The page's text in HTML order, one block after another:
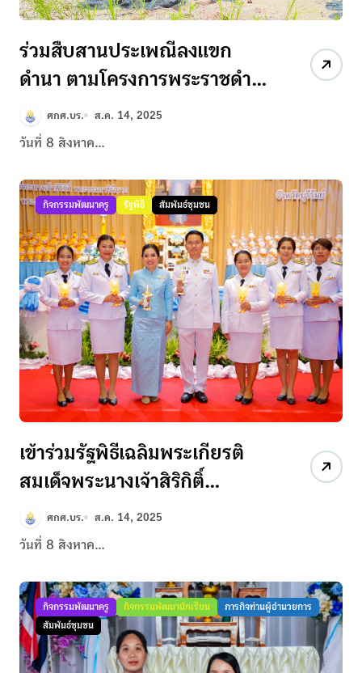
ร่วมสืบสานประเพณีลงแขก
ดำนา ตามโครงการพระราชดำริ
เศรษฐกิจพอเพียง
ศกศ.บร. ส.ค. 14, 2025
วันที่ 8 สิงหาค...
กิจกรรมพัฒนาครู รัฐพิธี สัมพันธ์ชุมชน
เข้าร่วมรัฐพิธีเฉลิมพระเกียรติ
สมเด็จพระนางเจ้าสิริกิติ์
พระบรมราชินีนาถ พระบรมราช
ชนนีพันปีหลวง ๑๒ สิงหาคม
ศกศ.บร. ส.ค. 14, 2025
วันที่ 8 สิงหาค...
กิจกรรมพัฒนาครู กิจกรรมพัฒนานักเรียน
ภารกิจท่านผู้อำนวยการ
สัมพันธ์ชุมชน